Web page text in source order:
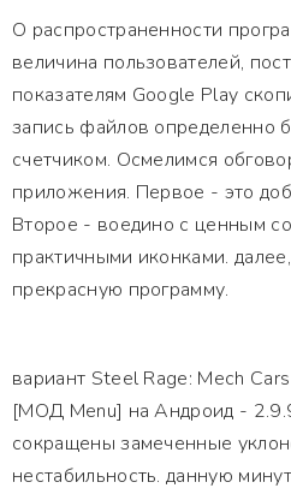
О распространенности
величина пользователей,
показателям Google Play
запись файлов определенно
счетчиком. Осмелимся
приложения. Первое - это
Второе - воедино с ценным
практичными иконками.
прекрасную программу.
вариант Steel Rage: Mech
[МОД Menu] на Андроид -
сокращены замеченные
нестабильность. данную